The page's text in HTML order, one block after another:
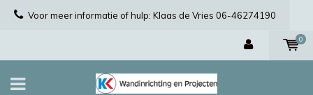
Voor meer informatie of hulp: Klaas de Vries 06-46274190
0